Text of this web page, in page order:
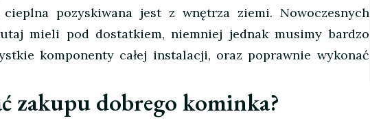
cieplna pozyskiwana jest z wnętrza ziemi. Nowoczesnych
mieli pod dostatkiem, niemniej jednak musimy bardzo
komponenty całej instalacji, oraz poprawnie wykonać
zakupu dobrego kominka?